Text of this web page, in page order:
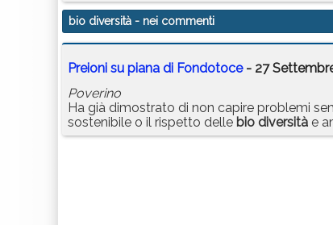
bio diversità - nei commenti
Preioni su piana di Fondotoce- 27
Poverino
Ha già dimostrato di non capire problemi
sostenibile o il rispetto delle bio diversità e